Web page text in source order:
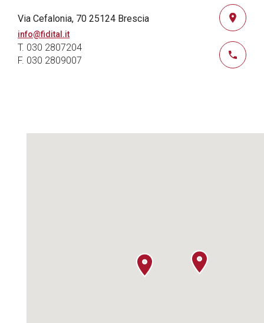
Via Cefalonia, 70 25124 Brescia
info@fidital.it
T. 030 2807204
F. 030 2809007